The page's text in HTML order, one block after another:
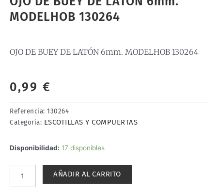
MODELHOB 130264
OJO DE BUEY DE LATÓN 6mm. MODELHOB 130264
0,99 €
Referencia: 130264
Categoría: ESCOTILLAS Y COMPUERTAS
Disponibilidad: 17 disponibles
OJO
AÑADIR AL CARRITO